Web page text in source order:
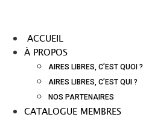
ACCUEIL
À PROPOS
AIRES LIBRES, C’EST QUOI ?
AIRES LIBRES, C’EST QUI ?
NOS PARTENAIRES
CATALOGUE MEMBRES